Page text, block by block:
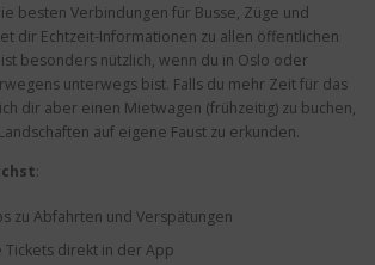
besten Verbindungen für Busse, Züge und
dir Echtzeit-Informationen zu allen öffentlichen
besonders nützlich, wenn du in Oslo oder
unterwegs bist. Falls du mehr Zeit für das
dir aber einen Mietwagen (frühzeitig) zu buchen,
auf eigene Faust zu erkunden.
:
zu Abfahrten und Verspätungen
Tickets direkt in der App